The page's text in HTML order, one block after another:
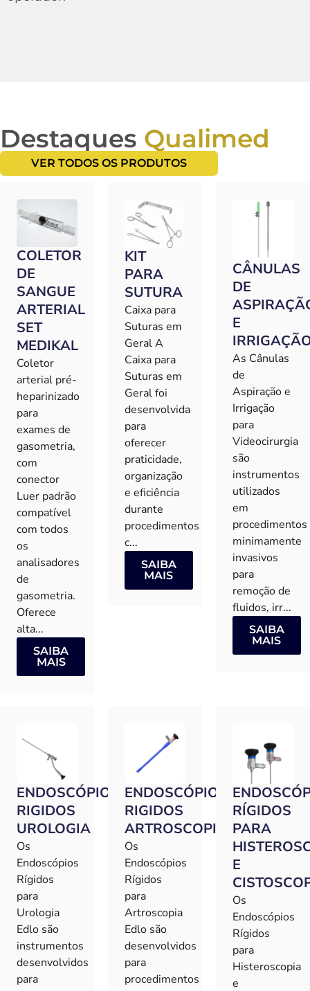
Destaques Qualimed
VER TODOS OS PRODUTOS
COLETOR
DE
SANGUE
ARTERIAL
SET
MEDIKAL
Coletor
arterial pré-
heparinizado
para
exames de
gasometria,
com
conector
Luer padrão
compatível
com todos
os
analisadores
de
gasometria.
Oferece
alta...
SAIBA
MAIS
KIT
PARA
SUTURA
Caixa para
Suturas em
Geral A
Caixa para
Suturas em
Geral foi
desenvolvida
para
oferecer
praticidade,
organização
e eficiência
durante
procedimentos
c...
SAIBA
MAIS
CÂNULAS
DE
E
As Cânulas
de
Aspiração e
Irrigação
para
Videocirurgia
são
instrumentos
utilizados
em
procedimentos
minimamente
invasivos
para
remoção de
fluidos, irr...
SAIBA
MAIS
ENDOSCÓPIOS
RIGIDOS
UROLOGIA
Os
Endoscópios
Rígidos
para
Urologia
Edlo são
instrumentos
desenvolvidos
para
ENDOSCÓPIOS
RIGIDOS
ARTROSCOPIA
Os
Endoscópios
Rígidos
para
Artroscopia
Edlo são
desenvolvidos
para
procedimentos
RÍGIDOS
PARA
E
Os
Endoscópios
Rígidos
para
Histeroscopia
e